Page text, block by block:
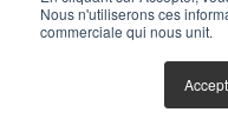
Nous n'utiliserons ces
commerciale qui nous unit.
Dans cette catégorie,Taje
, pour